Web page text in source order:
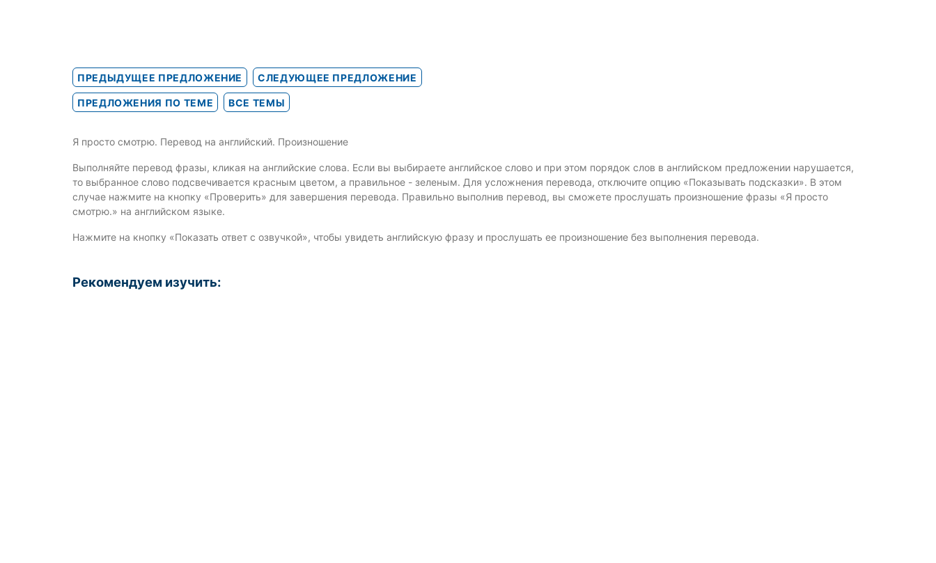
ПРЕДЫДУЩЕЕ ПРЕДЛОЖЕНИЕ СЛЕДУЮЩЕЕ ПРЕДЛОЖЕНИЕ
ПРЕДЛОЖЕНИЯ ПО ТЕМЕ ВСЕ ТЕМЫ
Я просто смотрю. Перевод на английский. Произношение
Выполняйте перевод фразы, кликая на английские слова. Если вы выбираете английское слово и при этом порядок слов в английском предложении нарушается,
то выбранное слово подсвечивается красным цветом, а правильное - зеленым. Для усложнения перевода, отключите опцию «Показывать подсказки». В этом
случае нажмите на кнопку «Проверить» для завершения перевода. Правильно выполнив перевод, вы сможете прослушать произношение фразы «Я просто
смотрю.» на английском языке.
Нажмите на кнопку «Показать ответ с озвучкой», чтобы увидеть английскую фразу и прослушать ее произношение без выполнения перевода.
Рекомендуем изучить: